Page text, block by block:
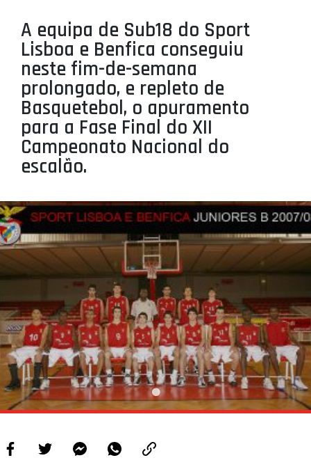
MINIBASQUETE
ÁREA TÉCNICA
PROJETOS
LIGA BETCLIC MASCULINA
LIGA BETCLIC FEMININA
A equipa de Sub18 do Sport
Lisboa e Benfica conseguiu
neste fim-de-semana
prolongado, e repleto de
Basquetebol, o apuramento
para a Fase Final do XII
Campeonato Nacional do
escalão.